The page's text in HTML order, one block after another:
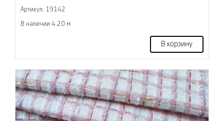
Артикул: 19142
В наличии 4.20 м
В корзину